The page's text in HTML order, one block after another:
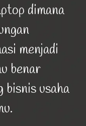
dimana
menjadi
benar
bisnis usaha